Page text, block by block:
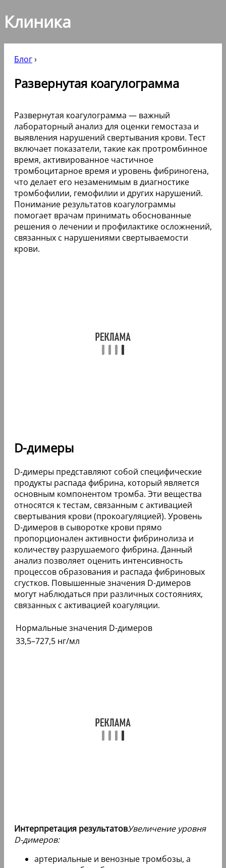
Клиника
Блог›
Развернутая коагулограмма
Развернутая коагулограмма — важный
лабораторный анализ для оценки гемостаза и
выявления нарушений свертывания крови. Тест
включает показатели, такие как протромбинное
время, активированное частичное
тромбоцитарное время и уровень фибриногена,
что делает его незаменимым в диагностике
тромбофилии, гемофилии и других нарушений.
Понимание результатов коагулограммы
помогает врачам принимать обоснованные
решения о лечении и профилактике осложнений,
связанных с нарушениями свертываемости
крови.
D-димеры
D-димеры представляют собой специфические
продукты распада фибрина, который является
основным компонентом тромба. Эти вещества
относятся к тестам, связанным с активацией
свертывания крови (прокоагуляцией). Уровень
D-димеров в сыворотке крови прямо
пропорционален активности фибринолиза и
количеству разрушаемого фибрина. Данный
анализ позволяет оценить интенсивность
процессов образования и распада фибриновых
сгустков. Повышенные значения D-димеров
могут наблюдаться при различных состояниях,
связанных с активацией коагуляции.
Нормальные значения D-димеров
33,5–727,5 нг/мл
Интерпретация результатовУвеличение уровня
D-димеров:
артериальные и венозные тромбозы, а